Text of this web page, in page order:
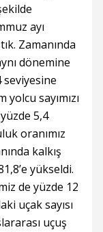
ayı
Zamanında
dönemine
sayımızı
5,4
oranımız
kalkış
yükseldi.
de yüzde 12
uçak sayısı
uçuş